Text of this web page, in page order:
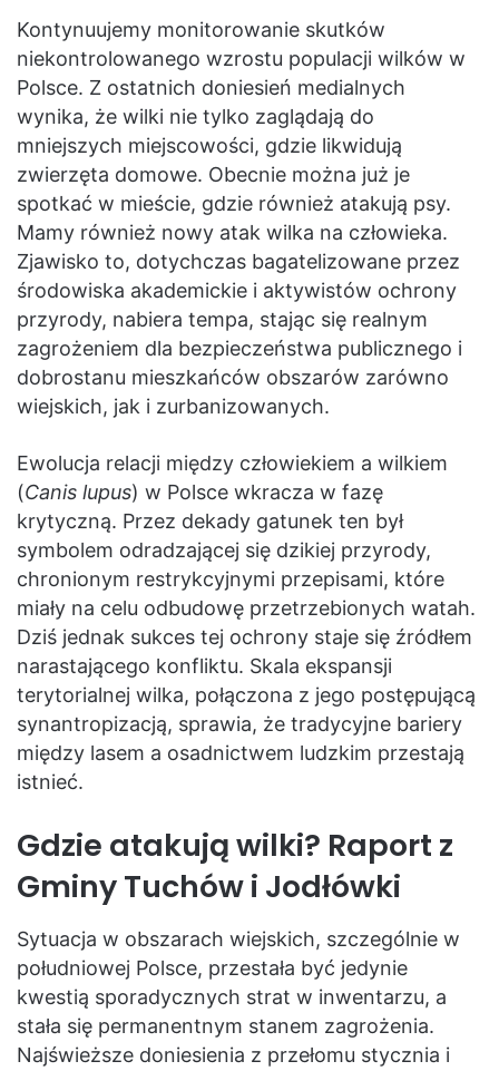
Kontynuujemy monitorowanie skutków
niekontrolowanego wzrostu populacji wilków w
Polsce. Z ostatnich doniesień medialnych
wynika, że wilki nie tylko zaglądają do
mniejszych miejscowości, gdzie likwidują
zwierzęta domowe. Obecnie można już je
spotkać w mieście, gdzie również atakują psy.
Mamy również nowy atak wilka na człowieka.
Zjawisko to, dotychczas bagatelizowane przez
środowiska akademickie i aktywistów ochrony
przyrody, nabiera tempa, stając się realnym
zagrożeniem dla bezpieczeństwa publicznego i
dobrostanu mieszkańców obszarów zarówno
wiejskich, jak i zurbanizowanych.
Ewolucja relacji między człowiekiem a wilkiem
(Canis lupus) w Polsce wkracza w fazę
krytyczną. Przez dekady gatunek ten był
symbolem odradzającej się dzikiej przyrody,
chronionym restrykcyjnymi przepisami, które
miały na celu odbudowę przetrzebionych watah.
Dziś jednak sukces tej ochrony staje się źródłem
narastającego konfliktu. Skala ekspansji
terytorialnej wilka, połączona z jego postępującą
synantropizacją, sprawia, że tradycyjne bariery
między lasem a osadnictwem ludzkim przestają
istnieć.
Gdzie atakują wilki? Raport z
Gminy Tuchów i Jodłówki
Sytuacja w obszarach wiejskich, szczególnie w
południowej Polsce, przestała być jedynie
kwestią sporadycznych strat w inwentarzu, a
stała się permanentnym stanem zagrożenia.
Najświeższe doniesienia z przełomu stycznia i